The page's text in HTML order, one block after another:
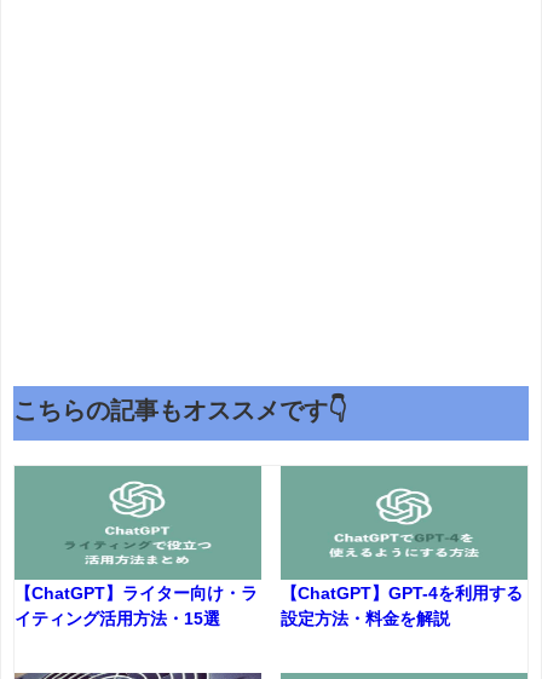
こちらの記事もオススメです👇
【ChatGPT】ライター向け・ラ
イティング活用方法・15選
【ChatGPT】GPT-4を利用する
設定方法・料金を解説